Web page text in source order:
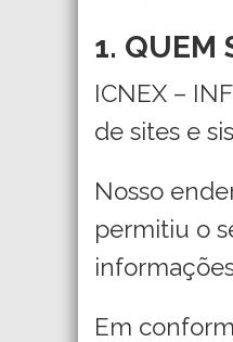
1. QUEM
ICNEX –
de sites e
Nosso
permitiu o
Em